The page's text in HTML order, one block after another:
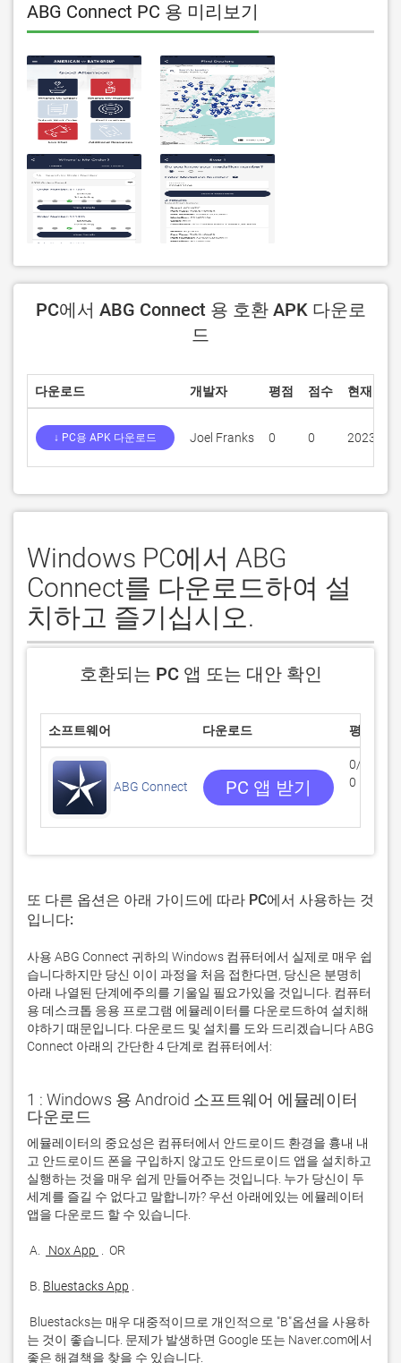
ABG Connect PC 용 미리보기
PC에서 ABG Connect 용 호환 APK 다운로
드
다운로드 개발자 평점 점수 현재 버전
↓ PC용 APK 다운로드 Joel Franks 0 0
Windows PC에서 ABG
Connect를 다운로드하여 설
치하고 즐기십시오.
호환되는 PC 앱 또는 대안 확인
소프트웨어 다운로드 평점
ABG Connect PC 앱 받기
0/5
0 리뷰
또 다른 옵션은 아래 가이드에 따라 PC에서 사용하는 것
입니다:
사용 ABG Connect 귀하의 Windows 컴퓨터에서 실제로 매우 쉽
습니다하지만 당신 이이 과정을 처음 접한다면, 당신은 분명히
아래 나열된 단계에주의를 기울일 필요가있을 것입니다. 컴퓨터
용 데스크톱 응용 프로그램 에뮬레이터를 다운로드하여 설치해
야하기 때문입니다. 다운로드 및 설치를 도와 드리겠습니다 ABG
Connect 아래의 간단한 4 단계로 컴퓨터에서:
1 : Windows 용 Android 소프트웨어 에뮬레이터
다운로드
에뮬레이터의 중요성은 컴퓨터에서 안드로이드 환경을 흉내 내
고 안드로이드 폰을 구입하지 않고도 안드로이드 앱을 설치하고
실행하는 것을 매우 쉽게 만들어주는 것입니다. 누가 당신이 두
세계를 즐길 수 없다고 말합니까? 우선 아래에있는 에뮬레이터
A. Nox App
B. Bluestacks App
는 것이 좋습니다. 문제가 발생하면 Google 또는 Naver.com에서
좋은 해결책을 찾을 수 있습니다.